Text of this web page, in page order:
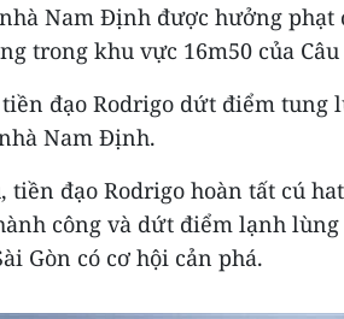
Nam Định được hưởng phạt
trong khu vực 16m50 của Câu
đạo Rodrigo dứt điểm tung
Nam Định.
tiền đạo Rodrigo hoàn tất cú
công và dứt điểm lạnh
Gòn có cơ hội cản phá.